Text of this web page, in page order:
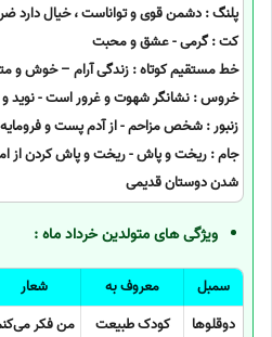
پلنگ : دشمن قوی و تواناست ، خیال دارد
کت : گرمی - عشق و محبت
خط مستقیم کوتاه : زندگی آرام – خوش و
خروس : نشانگر شهوت و غرور است - نوید و
زنبور : شخص مزاحم - از آدم پست و فرومایه
جام : ریخت و پاش - ریخت و پاش کردن از
شدن دوستان قدیمی
ویژگی های متولدین خرداد ماه :
سمبل معروف به شعار
دوقلوها
کودک طبیعت من فکر